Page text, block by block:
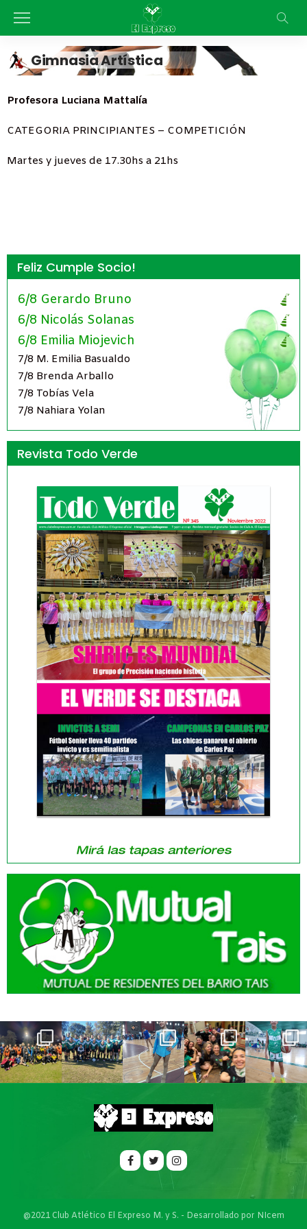
Gimnasia Artística
Profesora Luciana Mattalía
CATEGORIA PRINCIPIANTES – COMPETICIÓN
Martes y jueves de 17.30hs a 21hs
Feliz Cumple Socio!
6/8 Gerardo Bruno
6/8 Nicolás Solanas
6/8 Emilia Miojevich
7/8 M. Emilia Basualdo
7/8 Brenda Arballo
7/8 Tobías Vela
7/8 Nahiara Yolan
Revista Todo Verde
@2021 Club Atlético El Expreso M. y S. - Desarrollado por NIcem